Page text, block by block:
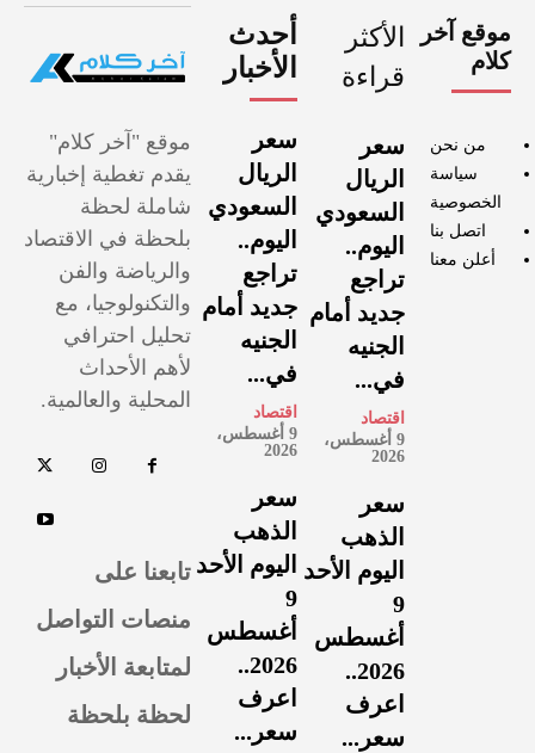
موقع آخر
كلام
من نحن
سياسة
الخصوصية
اتصل بنا
أعلن معنا
الأكثر
قراءة
سعر
الريال
السعودي
اليوم..
تراجع
جديد أمام
الجنيه
في...
اقتصاد
9 أغسطس،
2026
سعر
الذهب
اليوم الأحد
9
أغسطس
2026..
اعرف
سعر...
أحدث
الأخبار
سعر
الريال
السعودي
اليوم..
تراجع
جديد أمام
الجنيه
في...
اقتصاد
9 أغسطس،
2026
سعر
الذهب
اليوم الأحد
9
أغسطس
2026..
اعرف
سعر...
موقع "آخر كلام"
يقدم تغطية إخبارية
شاملة لحظة
بلحظة في الاقتصاد
والرياضة والفن
والتكنولوجيا، مع
تحليل احترافي
لأهم الأحداث
المحلية والعالمية.
تابعنا على
منصات التواصل
لمتابعة الأخبار
لحظة بلحظة